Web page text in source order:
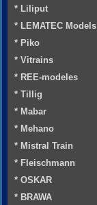
* Liliput
* LEMATEC Models
* Piko
* Vitrains
* REE-modeles
* Tillig
* Mabar
* Mehano
* Mistral Train
* Fleischmann
* OSKAR
* BRAWA